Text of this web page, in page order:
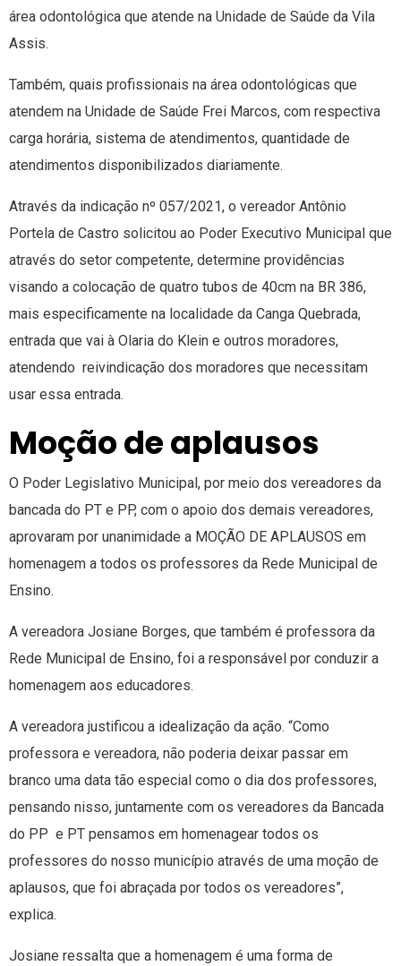
área odontológica que atende na Unidade de Saúde da Vila
Assis.
Também, quais profissionais na área odontológicas que
atendem na Unidade de Saúde Frei Marcos, com respectiva
carga horária, sistema de atendimentos, quantidade de
atendimentos disponibilizados diariamente.
Através da indicação nº 057/2021, o vereador Antônio
Portela de Castro solicitou ao Poder Executivo Municipal que
através do setor competente, determine providências
visando a colocação de quatro tubos de 40cm na BR 386,
mais especificamente na localidade da Canga Quebrada,
entrada que vai à Olaria do Klein e outros moradores,
atendendo reivindicação dos moradores que necessitam
usar essa entrada.
Moção de aplausos
O Poder Legislativo Municipal, por meio dos vereadores da
bancada do PT e PP, com o apoio dos demais vereadores,
aprovaram por unanimidade a MOÇÃO DE APLAUSOS em
homenagem a todos os professores da Rede Municipal de
Ensino.
A vereadora Josiane Borges, que também é professora da
Rede Municipal de Ensino, foi a responsável por conduzir a
homenagem aos educadores.
A vereadora justificou a idealização da ação. “Como
professora e vereadora, não poderia deixar passar em
branco uma data tão especial como o dia dos professores,
pensando nisso, juntamente com os vereadores da Bancada
do PP e PT pensamos em homenagear todos os
professores do nosso município através de uma moção de
aplausos, que foi abraçada por todos os vereadores”,
explica.
Josiane ressalta que a homenagem é uma forma de